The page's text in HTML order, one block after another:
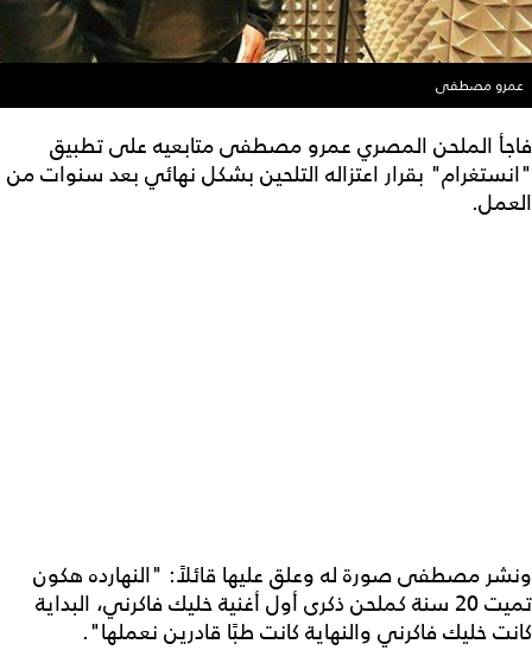
عمرو مصطفى
فاجأ الملحن المصري عمرو مصطفى متابعيه على تطبيق
"انستغرام" بقرار اعتزاله التلحين بشكل نهائي بعد سنوات من
العمل.
ونشر مصطفى صورة له وعلق عليها قائلاً: "النهارده هكون
تميت 20 سنة كملحن ذكرى أول أغنية خليك فاكرني، البداية
كانت خليك فاكرني والنهاية كانت طبًا قادرين نعملها".